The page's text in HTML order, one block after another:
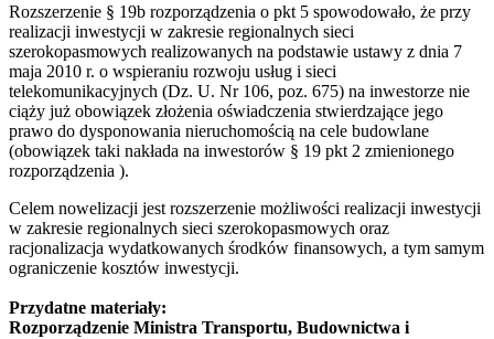
Rozszerzenie § 19b rozporządzenia o pkt 5 spowodowało, że przy
realizacji inwestycji w zakresie regionalnych sieci
szerokopasmowych realizowanych na podstawie ustawy z dnia 7
maja 2010 r. o wspieraniu rozwoju usług i sieci
telekomunikacyjnych (Dz. U. Nr 106, poz. 675) na inwestorze nie
ciąży już obowiązek złożenia oświadczenia stwierdzające jego
prawo do dysponowania nieruchomością na cele budowlane
(obowiązek taki nakłada na inwestorów § 19 pkt 2 zmienionego
rozporządzenia ).
Celem nowelizacji jest rozszerzenie możliwości realizacji inwestycji
w zakresie regionalnych sieci szerokopasmowych oraz
racjonalizacja wydatkowanych środków finansowych, a tym samym
ograniczenie kosztów inwestycji.
Przydatne materiały:
Rozporządzenie Ministra Transportu, Budownictwa i